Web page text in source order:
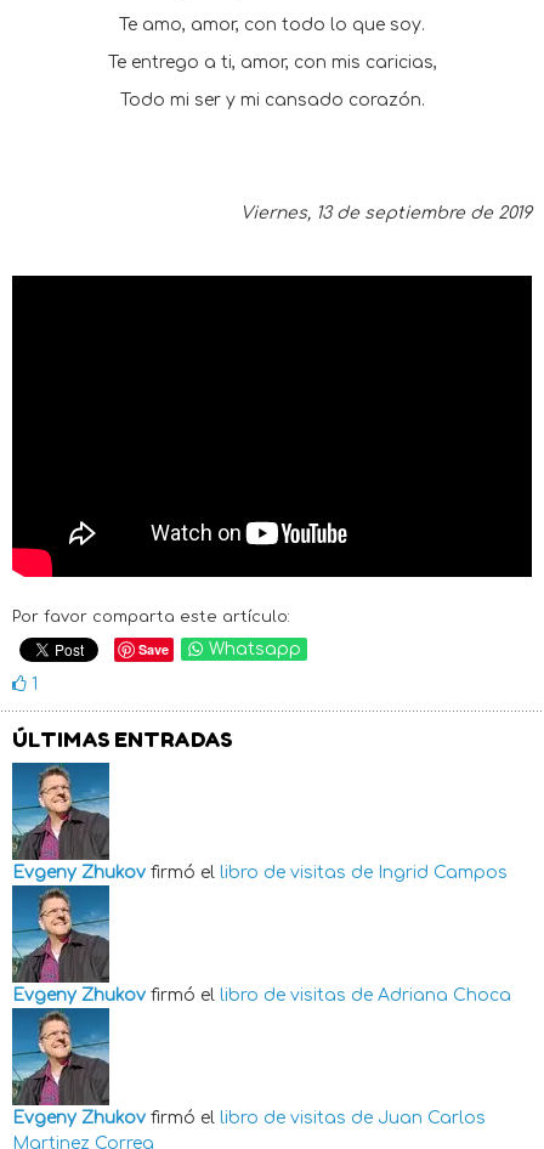
Te amo, amor, con todo lo que soy.
Te entrego a ti, amor, con mis caricias,
Todo mi ser y mi cansado corazón.
Viernes, 13 de septiembre de 2019
Por favor comparta este artículo:
Save
Whatsapp
1
ÚLTIMAS ENTRADAS
Evgeny Zhukov firmó el libro de visitas de Ingrid Campos
Evgeny Zhukov firmó el libro de visitas de Adriana Choca
Evgeny Zhukov firmó el libro de visitas de Juan Carlos
Martinez Correa